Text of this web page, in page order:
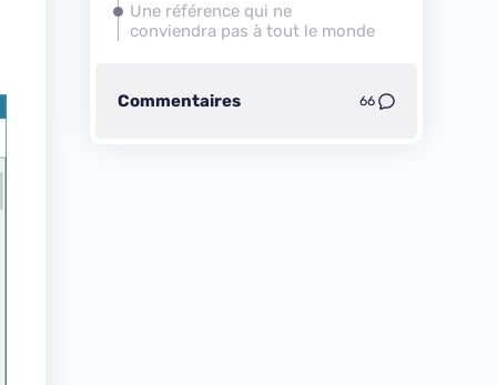
Une référence qui ne
conviendra pas à tout le monde
Commentaires 66